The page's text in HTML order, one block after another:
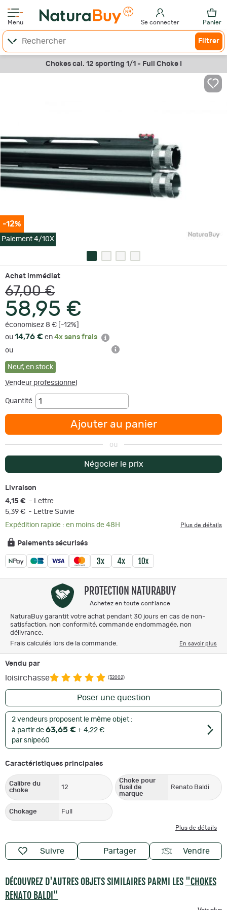
Menu Se connecter Panier
Filtrer
Chokes cal. 12 sporting 1/1 - Full Choke I
-12%
Paiement 4/10X
Achat immédiat
67,00 €
58,95 €
économisez 8 € [-12%]
ou 14,76 € en 4x sans frais
ou
Neuf, en stock
Vendeur professionnel
Quantité
Ajouter au panier
ou
Négocier le prix
Livraison
4,15 € - Lettre
5,39 € - Lettre Suivie
Expédition rapide : en moins de 48H
Plus de détails
Paiements sécurisés
PROTECTION NATURABUY
Achetez en toute confiance
NaturaBuy garantit votre achat pendant 30 jours en cas de non-
satisfaction, non conformité, commande endommagée, non
délivrance.
Frais calculés lors de la commande.
En savoir plus
Vendu par
loisirchasse (32002)
Poser une question
2 vendeurs proposent le même objet :
à partir de 63,65 € + 4,22 €
par snipe60
Caractéristiques principales
Calibre du
choke
12
Choke pour
fusil de
marque
Renato Baldi
Chokage Full
Plus de détails
Suivre Partager Vendre
DÉCOUVREZ D'AUTRES OBJETS SIMILAIRES PARMI LES "CHOKES
RENATO BALDI"